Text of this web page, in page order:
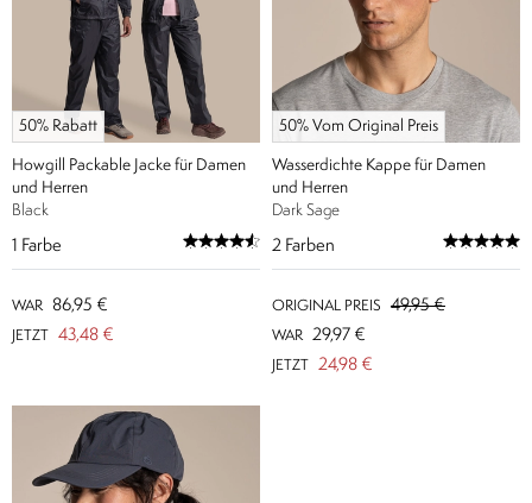
50% Rabatt
Howgill Packable Jacke für Damen
und Herren
Black
1 Farbe
WAR 86,95 €
JETZT 43,48 €
50% Vom Original Preis
Wasserdichte Kappe für Damen
und Herren
Dark Sage
2 Farben
ORIGINAL PREIS 49,95 €
WAR 29,97 €
JETZT 24,98 €